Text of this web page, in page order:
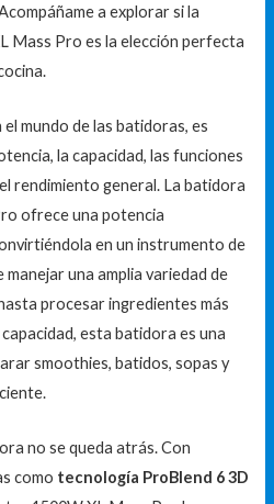
a explorar si la
Mass Pro es la elección perfecta
mundo de las batidoras, es
la capacidad, las funciones
rendimiento general. La batidora
ofrece una potencia
en un instrumento de
una amplia variedad de
procesar ingredientes más
esta batidora es una
smoothies, batidos, sopas y
no se queda atrás. Con
como tecnología ProBlend 6 3D